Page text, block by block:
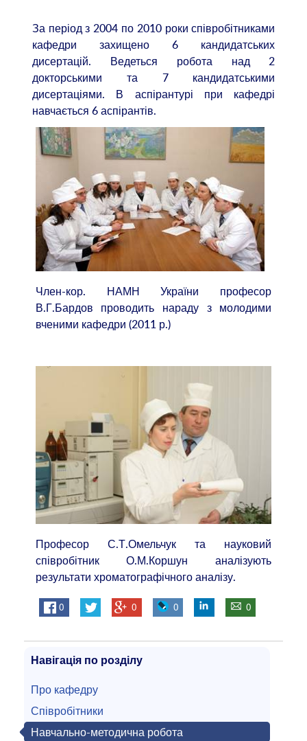
За період з 2004 по 2010 роки співробітниками
кафедри захищено 6 кандидатських
дисертацій. Ведеться робота над 2
докторськими та 7 кандидатськими
дисертаціями. В аспірантурі при кафедрі
навчається 6 аспірантів.
Член-кор. НАМН України професор
В.Г.Бардов проводить нараду з молодими
вченими кафедри (2011 р.)
Професор С.Т.Омельчук та науковий
співробітник О.М.Коршун аналізують
результати хроматографічного аналізу.
0 0 0 0
Навігація по розділу
Про кафедру
Співробітники
Навчально-методична робота